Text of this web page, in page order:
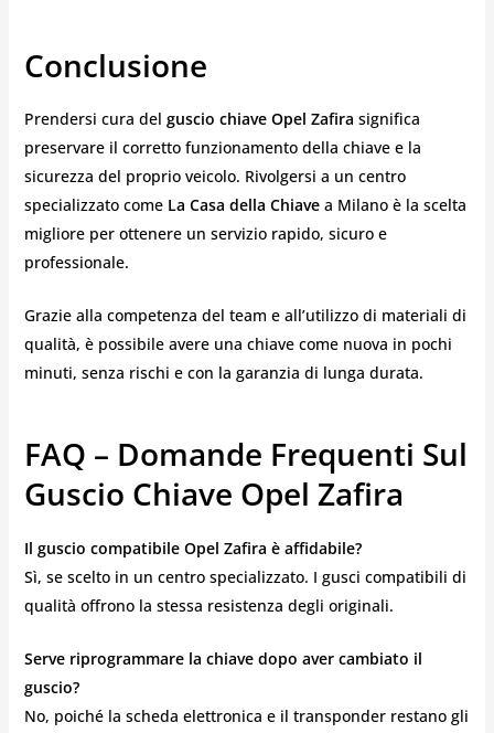
Conclusione
Prendersi cura del guscio chiave Opel Zafira significa
preservare il corretto funzionamento della chiave e la
sicurezza del proprio veicolo. Rivolgersi a un centro
specializzato come La Casa della Chiavea Milano è la scelta
migliore per ottenere un servizio rapido, sicuro e
professionale.
Grazie alla competenza del team e all’utilizzo di materiali di
qualità, è possibile avere una chiave come nuova in pochi
minuti, senza rischi e con la garanzia di lunga durata.
FAQ – Domande Frequenti Sul
Guscio Chiave Opel Zafira
Il guscio compatibile Opel Zafira è affidabile?
Sì, se scelto in un centro specializzato. I gusci compatibili di
qualità offrono la stessa resistenza degli originali.
Serve riprogrammare la chiave dopo aver cambiato il
guscio?
No, poiché la scheda elettronica e il transponder restano gli